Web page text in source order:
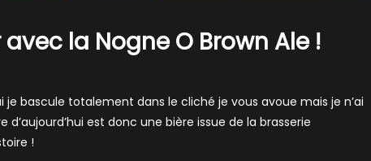
la Nogne O Brown Ale !
je bascule totalement dans le cliché je vous avoue mais je n’ai
est donc une bière issue de la brasserie
!